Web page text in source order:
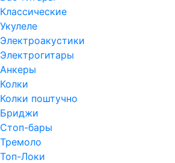
Классические
Укулеле
Электроакустики
Электрогитары
Анкеры
Колки
Колки поштучно
Бриджи
Стоп-бары
Тремоло
Топ-Локи